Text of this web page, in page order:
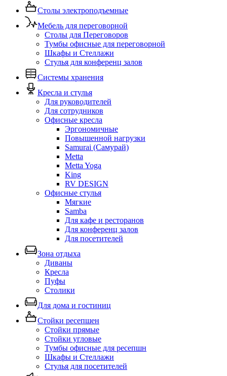
Столы электроподъемные
Мебель для переговорной
Столы для Переговоров
Тумбы офисные для переговорной
Шкафы и Стеллажи
Стулья для конференц залов
Системы хранения
Кресла и стулья
Для руководителей
Для сотрудников
Офисные кресла
Эргономичные
Повышенной нагрузки
Samurai (Самурай)
Metta
Metta Yoga
King
RV DESIGN
Офисные стулья
Мягкие
Samba
Для кафе и ресторанов
Для конференц залов
Для посетителей
Зона отдыха
Диваны
Кресла
Пуфы
Столики
Для дома и гостиниц
Стойки ресепшен
Стойки прямые
Стойки угловые
Тумбы офисные для ресепшн
Шкафы и Стеллажи
Стулья для посетителей